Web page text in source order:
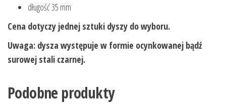
długość 35 mm
Cena dotyczy jednej sztuki dyszy do wyboru.
Uwaga: dysza występuje w formie ocynkowanej bądź
surowej stali czarnej.
Podobne produkty